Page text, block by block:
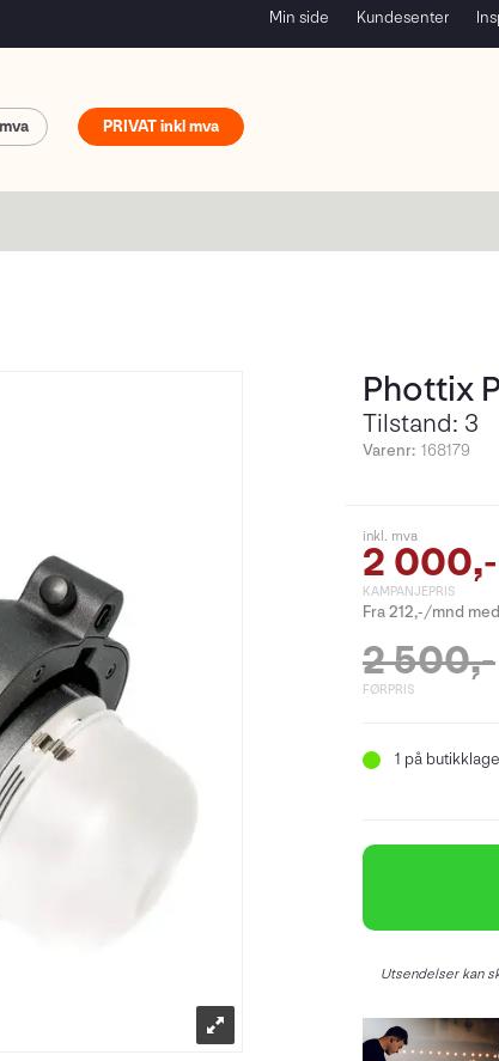
Min side Kundesenter
PRIVAT
Phottix
Tilstand: 3
Varenr: 168179
inkl. mva
2 000,-
KAMPANJEPRIS
Fra 212,-/mnd
2 500,-
FØRPRIS
1 på
Utsendelser kan